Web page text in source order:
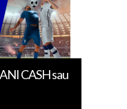
CASH sau